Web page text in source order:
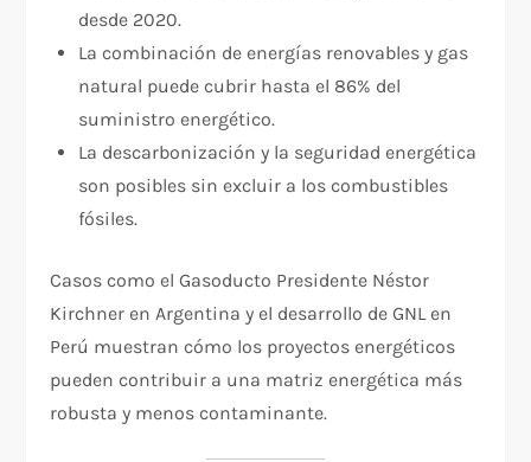
desde 2020.
La combinación de energías renovables y gas
natural puede cubrir hasta el 86% del
suministro energético.
La descarbonización y la seguridad energética
son posibles sin excluir a los combustibles
fósiles.
Casos como el Gasoducto Presidente Néstor
Kirchner en Argentina y el desarrollo de GNL en
Perú muestran cómo los proyectos energéticos
pueden contribuir a una matriz energética más
robusta y menos contaminante.